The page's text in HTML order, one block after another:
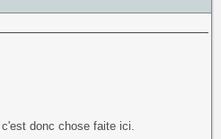
donc chose faite ici.